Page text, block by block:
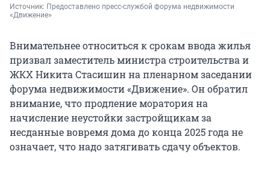
Источник: Предоставлено пресс-службой форума недвижимости
«Движение»
Внимательнее относиться к срокам ввода жилья
призвал заместитель министра строительства и
ЖКХ Никита Стасишин на пленарном заседании
форума недвижимости «Движение». Он обратил
внимание, что продление моратория на
начисление неустойки застройщикам за
несданные вовремя дома до конца 2025 года не
означает, что надо затягивать сдачу объектов.